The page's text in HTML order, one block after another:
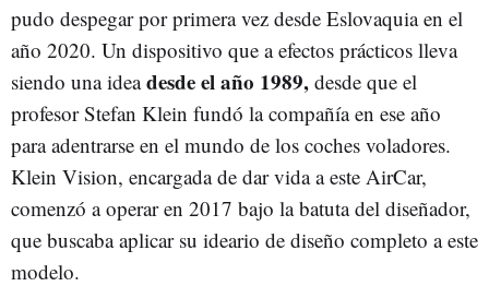
pudo despegar por primera vez desde Eslovaquia en el
año 2020. Un dispositivo que a efectos prácticos lleva
siendo una ideadesde el año 1989, desde que el
profesor Stefan Klein fundó la compañía en ese año
para adentrarse en el mundo de los coches voladores.
Klein Vision, encargada de dar vida a este AirCar,
comenzó a operar en 2017 bajo la batuta del diseñador,
que buscaba aplicar su ideario de diseño completo a este
modelo.